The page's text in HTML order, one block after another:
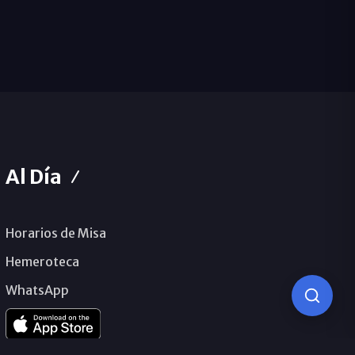
Al Día
Horarios de Misa
Hemeroteca
WhatsApp